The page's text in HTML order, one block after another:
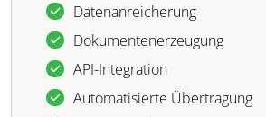
Datenanreicherung
Dokumentenerzeugung
API-Integration
Automatisierte Übertragung